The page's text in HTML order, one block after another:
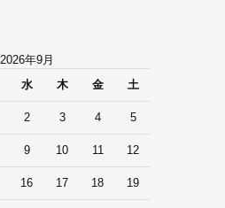
2026年9月
水 木 金 土
2 3 4 5
9 10 11 12
16 17 18 19